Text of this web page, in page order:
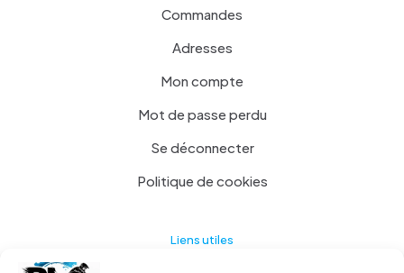
Commandes
Adresses
Mon compte
Mot de passe perdu
Se déconnecter
Politique de cookies
Liens utiles